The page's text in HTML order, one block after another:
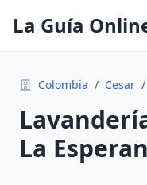
La Guía
Colombia / Cesar /
La